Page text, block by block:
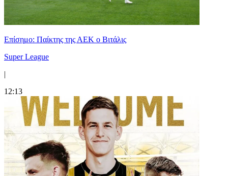
Επίσημο: Παίκτης της ΑΕΚ ο Βιτάλις
Super League
|
12:13